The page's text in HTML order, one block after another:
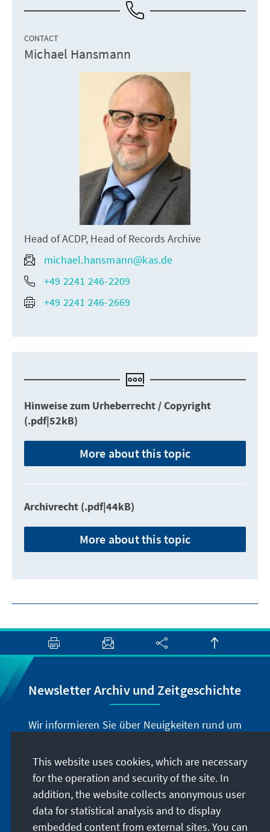
CONTACT
Michael Hansmann
Head of ACDP, Head of Records Archive
michael.hansmann@kas.de
+49 2241 246-2209
+49 2241 246-2669
Hinweise zum Urheberrecht / Copyright
(.pdf|52kB)
More about this topic
Archivrecht (.pdf|44kB)
More about this topic
Newsletter Archiv und Zeitgeschichte
Wir informieren Sie über Neuigkeiten rund um
zeithistorisch-politischen Veranstaltungen und
machen Sie auf neu erschienene Publikationen
und Formate aufmerksam. Der Newsletter
erscheint vier- bis fünfmal im Jahr.
This website uses cookies, which are necessary
for the operation and security of the site. In
addition, the website collects anonymous user
data for statistical analysis and to display
embedded content from external sites. You can